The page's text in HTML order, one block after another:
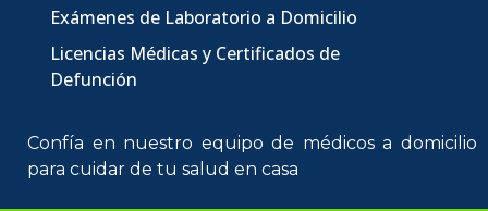
Exámenes de Laboratorio a Domicilio
Licencias Médicas y Certificados de
Defunción
Confía en nuestro equipo de médicos a domicilio
para cuidar de tu salud en casa